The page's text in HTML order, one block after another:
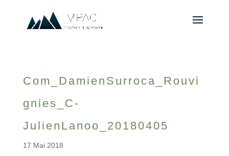
Com_DamienSurroca_Rouvi
gnies_C-
JulienLanoo_20180405
17 Mai 2018